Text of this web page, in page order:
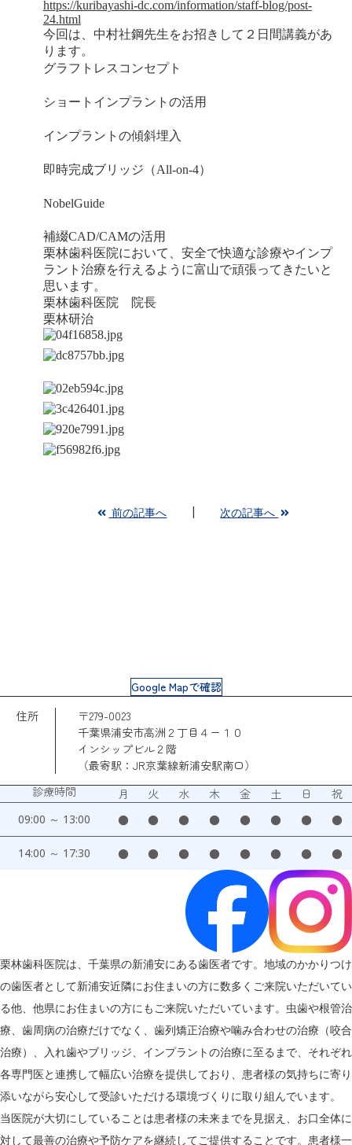
https://kuribayashi-dc.com/information/staff-blog/post-
24.html
今回は、中村社鋼先生をお招きして２日間講義があ
ります。
グラフトレスコンセプト
ショートインプラントの活用
インプラントの傾斜埋入
即時完成ブリッジ（All-on-4）
NobelGuide
補綴CAD/CAMの活用
栗林歯科医院において、安全で快適な診療やインプ
ラント治療を行えるように富山で頑張ってきたいと
思います。
栗林歯科医院 院長
栗林研治
前の記事へ 次の記事へ
Google Mapで確認
住所
〒279-0023
千葉県浦安市高洲２丁目４ー１０
インシップビル２階
（最寄駅：JR京葉線新浦安駅南口）
診療時間
月 火 水 木 金 土 日 祝
09:00 ～ 13:00 ● ● ● ● ● ● ● ●
14:00 ～ 17:30 ● ● ● ● ● ● ● ●
栗林歯科医院は、千葉県の新浦安にある歯医者です。地域のかかりつけ
の歯医者として新浦安近隣にお住まいの方に数多くご来院いただいてい
る他、他県にお住まいの方にもご来院いただいています。虫歯や根管治
療、歯周病の治療だけでなく、歯列矯正治療や噛み合わせの治療（咬合
治療）、入れ歯やブリッジ、インプラントの治療に至るまで、それぞれ
各専門医と連携して幅広い治療を提供しており、患者様の気持ちに寄り
添いながら安心して受診いただける環境づくりに取り組んでいます。
当医院が大切にしていることは患者様の未来までを見据え、お口全体に
対して最善の治療や予防ケアを継続してご提供することです。患者様一